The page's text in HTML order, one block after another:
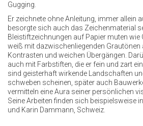
Gugging.
Er zeichnete ohne Anleitung, immer allein
besorgte sich auch das Zeichenmaterial
Bleistiftzeichnungen auf Papier muten wie
weiß mit dazwischenliegenden Grautönen
Kontrasten und weichen Übergängen.
auch mit Farbstiften, die er fein und zart
sind geisterhaft wirkende Landschaften
schweben scheinen, später auch
vermitteln eine Aura seiner persönlichen
Seine Arbeiten finden sich beispielsweise
und Karin Dammann, Schweiz.